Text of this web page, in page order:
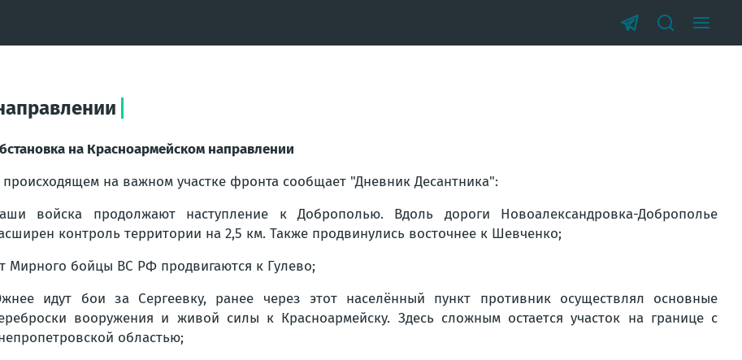
на Красноармейском направлении
на важном участке фронта сообщает "Дневник Десантника":
войска продолжают наступление к Доброполью. Вдоль дороги Новоалександровка-Доброполье
контроль территории на 2,5 км. Также продвинулись восточнее к Шевченко;
Мирного бойцы ВС РФ продвигаются к Гулево;
идут бои за Сергеевку, ранее через этот населённый пункт противник осуществлял основные
вооружения и живой силы к Красноармейску. Здесь сложным остается участок на границе с
областью;